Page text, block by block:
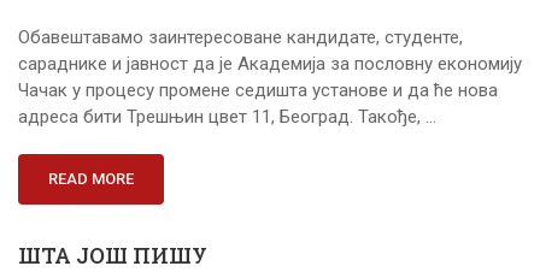
Обавештавамо заинтересоване кандидате, студенте,
сараднике и јавност да је Академија за пословну економију
Чачак у процесу промене седишта установе и да ће нова
адреса бити Трешњин цвет 11, Београд. Такође, …
READ MORE
ШТА ЈОШ ПИШУ